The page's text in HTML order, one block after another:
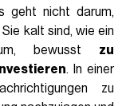
geht nicht darum,
kalt sind, wie ein
bewusst zu
. In einer
zu